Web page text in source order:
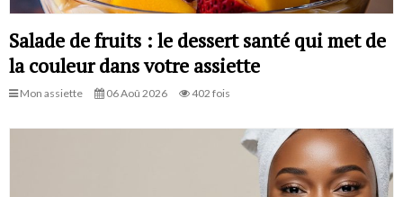
Salade de fruits : le dessert santé qui met de
la couleur dans votre assiette
Mon assiette 06 Aoû 2026 402 fois